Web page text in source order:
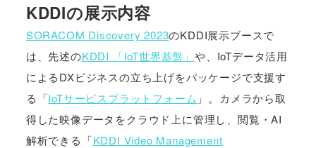
KDDIの展示内容
SORACOM Discovery 2023のKDDI展示ブースで
は、先述のKDDI 「IoT世界基盤」 や、IoTデータ活用
によるDXビジネスの立ち上げをパッケージで支援す
る「IoTサービスプラットフォーム 」。カメラから取
得した映像データをクラウド上に管理し、閲覧・AI
解析できる「KDDI Video Management